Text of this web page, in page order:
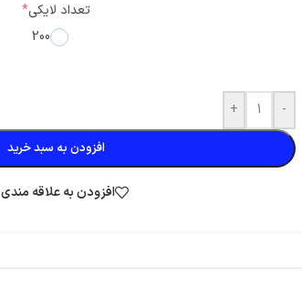
تعداد لایکی*
200
-
+
افزودن به سبد خرید
افزودن به علاقه مندی